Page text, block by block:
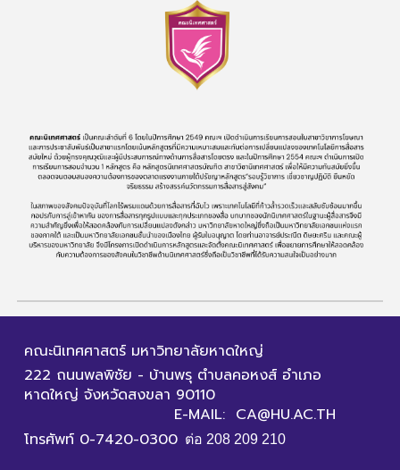
คณะนิเทศศาสตร์ มหาวิทยาลัยหาดใหญ่
222 ถนนพลพิชัย - บ้านพรุ ตำบลคอหงส์ อำเภอ
หาดใหญ่ จังหวัดสงขลา 90110
E-MAIL: CA@HU.AC.TH
โทรศัพท์ 0-7420-0300 ต่อ 208 209 210